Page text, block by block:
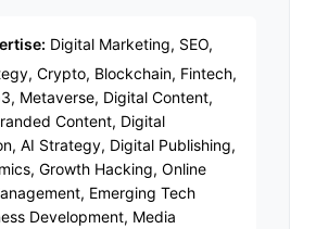
Digital Marketing, SEO,
Crypto, Blockchain, Fintech,
Metaverse, Digital Content,
Content, Digital
AI Strategy, Digital Publishing,
Growth Hacking, Online
Emerging Tech
Development, Media